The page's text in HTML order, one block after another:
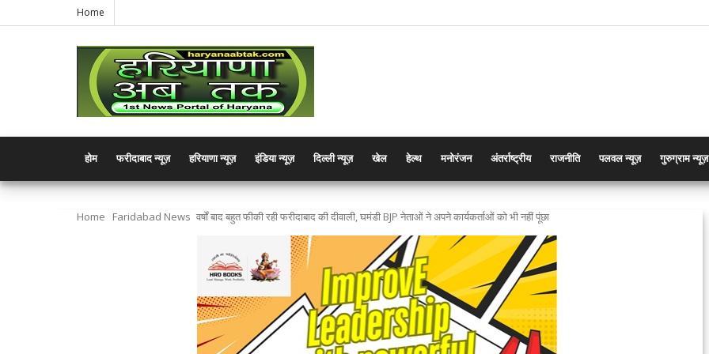
Home
होम फरीदाबाद न्यूज़ हरियाणा न्यूज़ इंडिया न्यूज़ दिल्ली न्यूज़ खेल हेल्थ मनोरंजन अंतर्राष्ट्रीय राजनीति पलवल न्यूज़ गुरुग्राम न्यूज़
Home Faridabad News वर्षों बाद बहुत फीकी रही फरीदाबाद की दीवाली, घमंडी BJP नेताओं ने अपने कार्यकर्ताओं को भी नहीं पूंछा